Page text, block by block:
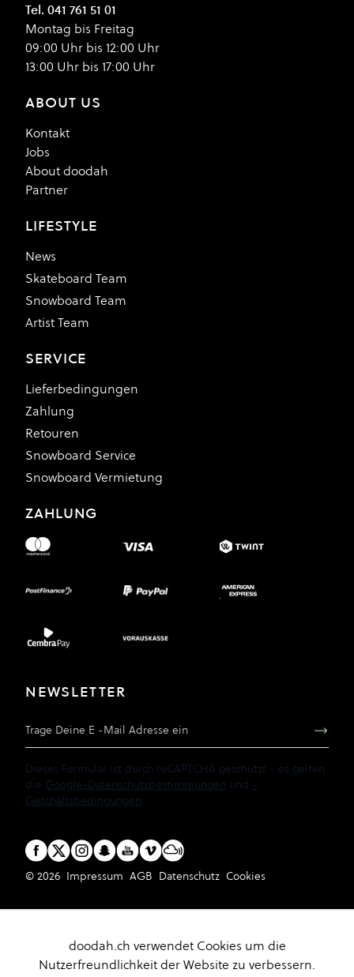
Tel. 041 761 51 01
Montag bis Freitag
09:00 Uhr bis 12:00 Uhr
13:00 Uhr bis 17:00 Uhr
ABOUT US
Kontakt
Jobs
About doodah
Partner
LIFESTYLE
News
Skateboard Team
Snowboard Team
Artist Team
SERVICE
Lieferbedingungen
Zahlung
Retouren
Snowboard Service
Snowboard Vermietung
ZAHLUNG
NEWSLETTER
Dieses Formular ist durch reCAPTCHA geschützt - es gelten
die Google-Datenschutzbestimmungen und -
Geschäftsbedingungen.
© 2026 Impressum AGB Datenschutz Cookies
doodah.ch verwendet Cookies um die
Nutzerfreundlichkeit der Website zu verbessern.